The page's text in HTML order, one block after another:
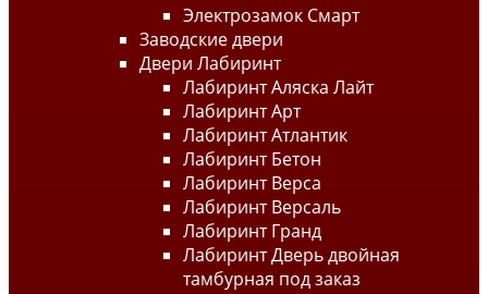
Электрозамок Смарт
Заводские двери
Двери Лабиринт
Лабиринт Аляска Лайт
Лабиринт Арт
Лабиринт Атлантик
Лабиринт Бетон
Лабиринт Верса
Лабиринт Версаль
Лабиринт Гранд
Лабиринт Дверь двойная
тамбурная под заказ